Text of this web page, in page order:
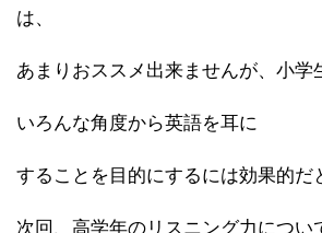
は、
あまりおススメ出来ませんが、小学
いろんな角度から英語を耳に
することを目的にするには効果的だ
次回、高学年のリスニング力につい